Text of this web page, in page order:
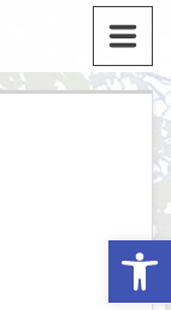
Werkzeugleiste öffnen